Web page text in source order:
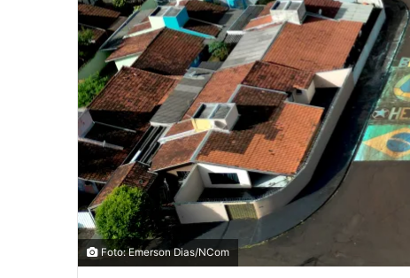
Foto: Emerson Dias/NCom